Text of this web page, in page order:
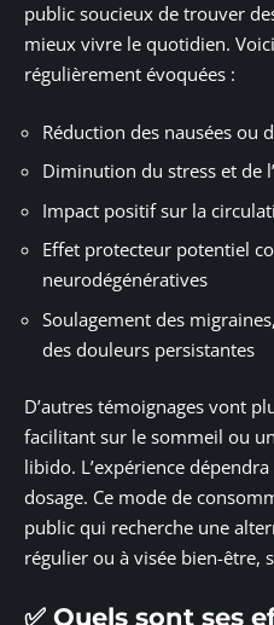
public soucieux de trouver
mieux vivre le quotidien.
régulièrement évoquées :
Réduction des nausées ou
Diminution du stress et de
Impact positif sur la
Effet protecteur potentiel
neurodégénératives
Soulagement des
des douleurs persistantes
D’autres témoignages vont
facilitant sur le sommeil ou
libido. L’expérience
dosage. Ce mode de
public qui recherche une
régulier ou à visée bien-être,
✅ Quels sont ses